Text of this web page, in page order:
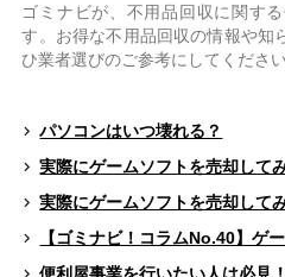
ゴミナビが、不用品回収に関す
す。お得な不用品回収の情報や知
ひ業者選びのご参考にしてください
パソコンはいつ壊れる？
実際にゲームソフトを売却して
実際にゲームソフトを売却して
【ゴミナビ！コラムNo.40】ゲーム